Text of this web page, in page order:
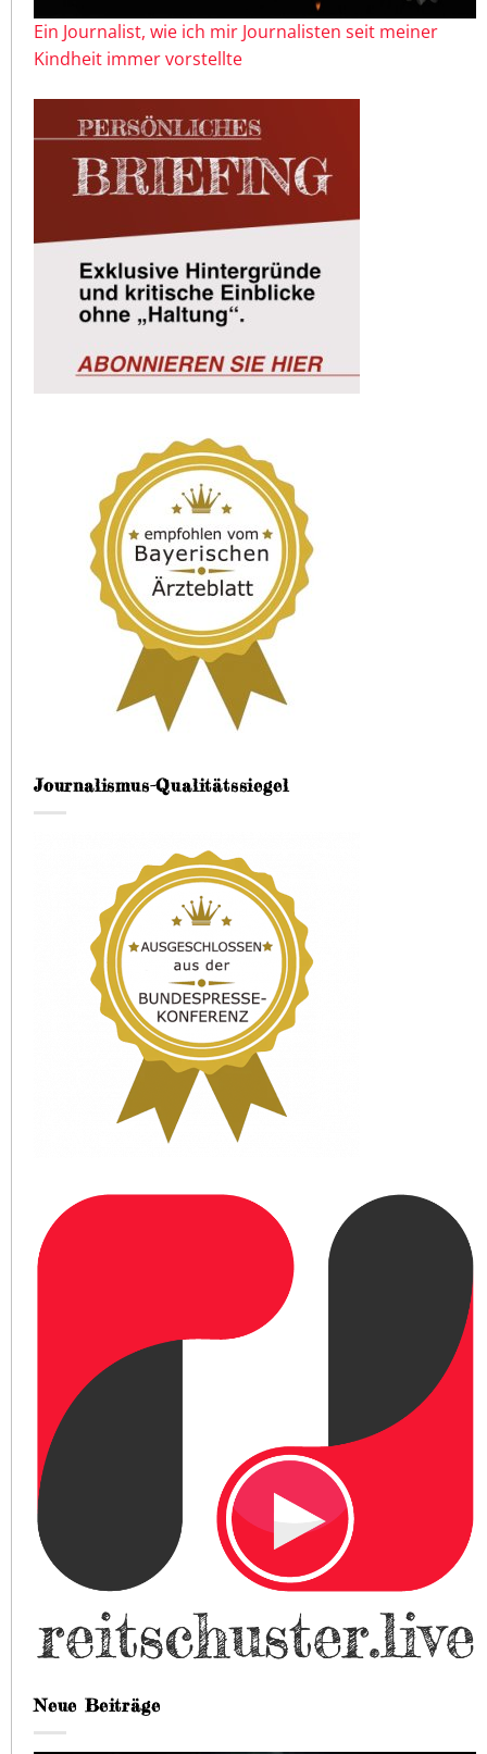
Ein Journalist, wie ich mir Journalisten seit meiner
Kindheit immer vorstellte
Journalismus-Qualitätssiegel
Neue Beiträge